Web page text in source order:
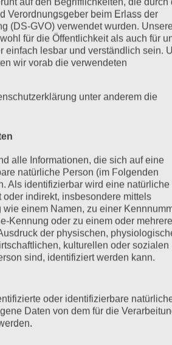
verloren – gerade in der heutigen
Ausbildung wird das
Verordnungsgeber beim Erlass der
(DS-GVO) verwendet wurden. Unsere
für die Öffentlichkeit als auch für
einfach lesbar und verständlich sein.
wir vorab die verwendeten
unter anderem die
alle Informationen, die sich auf eine
natürliche Person (im Folgenden
Als identifizierbar wird eine natürliche
indirekt, insbesondere mittels
einem Namen, zu einer
Kennung oder zu einem oder
der physischen,
kulturellen oder sozialen
sind, identifiziert werden kann.
oder identifizierbare
Daten von dem für die